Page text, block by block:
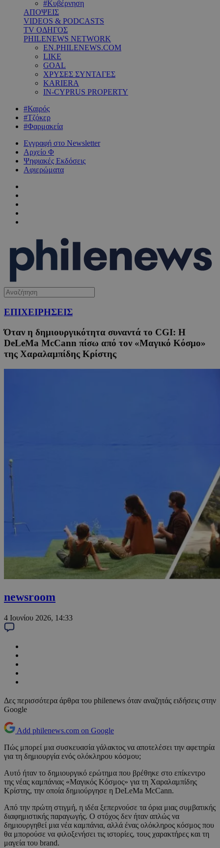
#Κυβέρνηση
ΑΠΟΨΕΙΣ
VIDEOS & PODCASTS
TV ΟΔΗΓΟΣ
PHILENEWS NETWORK
EN.PHILENEWS.COM
LIKE
GOAL
ΧΡΥΣΕΣ ΣΥΝΤΑΓΕΣ
KARIERA
IN-CYPRUS PROPERTY
#Καιρός
#Τζόκερ
#Φαρμακεία
Εγγραφή στο Newsletter
Αρχείο Φ
Ψηφιακές Εκδόσεις
Αφιερώματα
ΕΠΙΧΕΙΡΗΣΕΙΣ
Όταν η δημιουργικότητα συναντά το CGI: Η
DeLeMa McCann πίσω από τον «Μαγικό Κόσμο»
της Χαραλαμπίδης Κρίστης
newsroom
4 Ιουνίου 2026, 14:33
Δες περισσότερα άρθρα του philenews όταν αναζητάς ειδήσεις στην
Google
Add philenews.com on Google
Πώς μπορεί μια συσκευασία γάλακτος να αποτελέσει την αφετηρία
για τη δημιουργία ενός ολόκληρου κόσμου;
Αυτό ήταν το δημιουργικό ερώτημα που βρέθηκε στο επίκεντρο
της νέας καμπάνιας «Μαγικός Κόσμος» για τη Χαραλαμπίδης
Κρίστης, την οποία δημιούργησε η DeLeMa McCann.
Από την πρώτη στιγμή, η ιδέα ξεπερνούσε τα όρια μιας συμβατικής
διαφημιστικής παραγωγής. Ο στόχος δεν ήταν απλώς να
δημιουργηθεί μια νέα καμπάνια, αλλά ένας ολόκληρος κόσμος που
θα μπορούσε να φιλοξενήσει τις ιστορίες, τους χαρακτήρες και τη
μαγεία του brand.